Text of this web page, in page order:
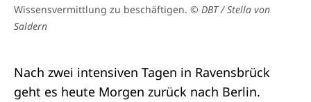
Wissensvermittlung zu beschäftigen. © DBT / Stella von
Saldern
Nach zwei intensiven Tagen in Ravensbrück
geht es heute Morgen zurück nach Berlin.